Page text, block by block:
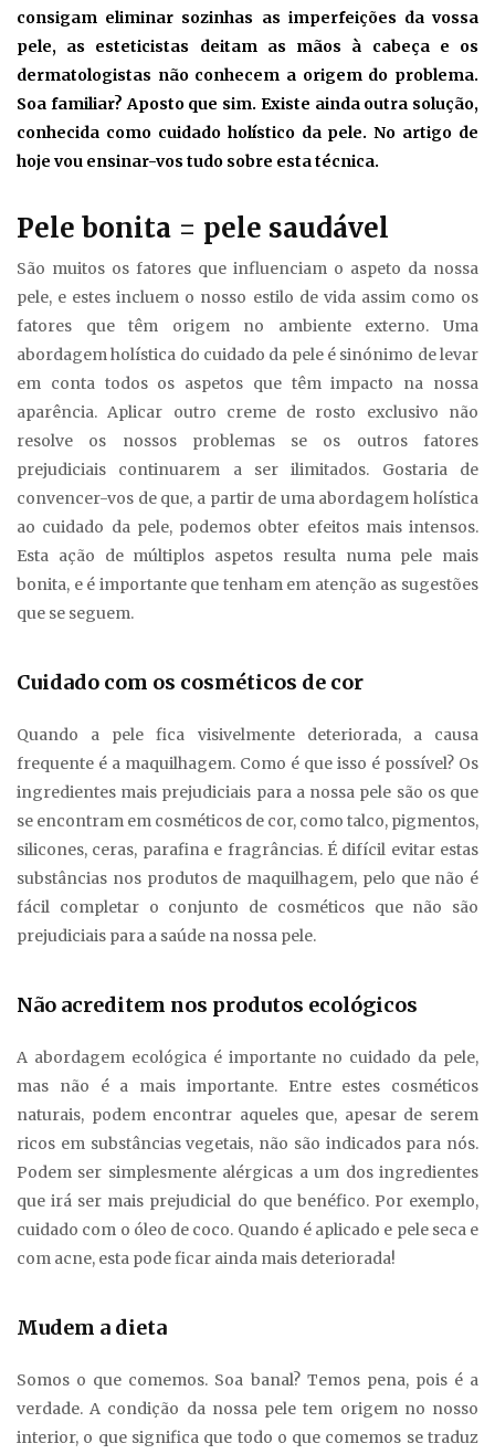
consigam eliminar sozinhas as imperfeições da vossa
pele, as esteticistas deitam as mãos à cabeça e os
dermatologistas não conhecem a origem do problema.
Soa familiar? Aposto que sim. Existe ainda outra solução,
conhecida como cuidado holístico da pele. No artigo de
hoje vou ensinar-vos tudo sobre esta técnica.
Pele bonita = pele saudável
São muitos os fatores que influenciam o aspeto da nossa
pele, e estes incluem o nosso estilo de vida assim como os
fatores que têm origem no ambiente externo. Uma
abordagem holística do cuidado da pele é sinónimo de levar
em conta todos os aspetos que têm impacto na nossa
aparência. Aplicar outro creme de rosto exclusivo não
resolve os nossos problemas se os outros fatores
prejudiciais continuarem a ser ilimitados. Gostaria de
convencer-vos de que, a partir de uma abordagem holística
ao cuidado da pele, podemos obter efeitos mais intensos.
Esta ação de múltiplos aspetos resulta numa pele mais
bonita, e é importante que tenham em atenção as sugestões
que se seguem.
Cuidado com os cosméticos de cor
Quando a pele fica visivelmente deteriorada, a causa
frequente é a maquilhagem. Como é que isso é possível? Os
ingredientes mais prejudiciais para a nossa pele são os que
se encontram em cosméticos de cor, como talco, pigmentos,
silicones, ceras, parafina e fragrâncias. É difícil evitar estas
substâncias nos produtos de maquilhagem, pelo que não é
fácil completar o conjunto de cosméticos que não são
prejudiciais para a saúde na nossa pele.
Não acreditem nos produtos ecológicos
A abordagem ecológica é importante no cuidado da pele,
mas não é a mais importante. Entre estes cosméticos
naturais, podem encontrar aqueles que, apesar de serem
ricos em substâncias vegetais, não são indicados para nós.
Podem ser simplesmente alérgicas a um dos ingredientes
que irá ser mais prejudicial do que benéfico. Por exemplo,
cuidado com o óleo de coco. Quando é aplicado e pele seca e
com acne, esta pode ficar ainda mais deteriorada!
Mudem a dieta
Somos o que comemos. Soa banal? Temos pena, pois é a
verdade. A condição da nossa pele tem origem no nosso
interior, o que significa que todo o que comemos se traduz